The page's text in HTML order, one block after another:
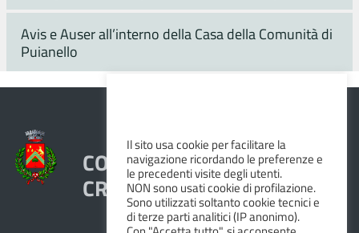
Avis e Auser all’interno della Casa della Comunità di
Puianello
COMUNE DI VEZZANO SUL
CROSTOLO
Il sito usa cookie per facilitare la
navigazione ricordando le preferenze e
le precedenti visite degli utenti.
NON sono usati cookie di profilazione.
Sono utilizzati soltanto cookie tecnici e
di terze parti analitici (IP anonimo).